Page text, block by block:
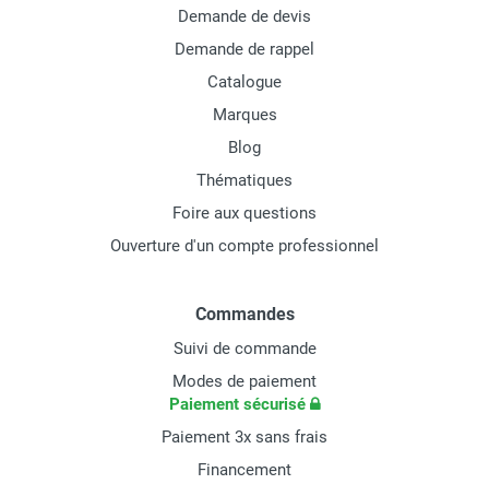
Demande de devis
Demande de rappel
Catalogue
Marques
Blog
Thématiques
Foire aux questions
Ouverture d'un compte professionnel
Commandes
Suivi de commande
Modes de paiement
Paiement sécurisé
Paiement 3x sans frais
Financement